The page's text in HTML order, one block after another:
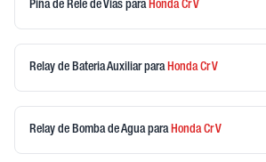
Piña de Rele de Vias para HondaCr V
Relay de Bateria Auxiliarpara HondaCr V
Relay de Bomba de Aguapara HondaCr V